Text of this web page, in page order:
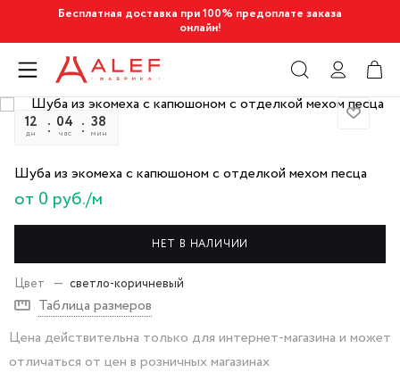
Бесплатная доставка при 100% предоплате заказа
онлайн!
12
дн
04
час
38
мин
Шуба из экомеха с капюшоном с отделкой мехом песца
от 0 руб./м
НЕТ В НАЛИЧИИ
Цвет — светло-коричневый
Таблица размеров
Цена действительна только для интернет-магазина и может
отличаться от цен в розничных магазинах